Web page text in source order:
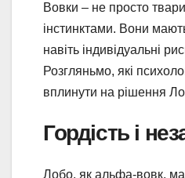
Вовки – не просто
інстинктами. Вони
навіть індивідуальні
Розгляньмо, які
вплинути на рішення
Гордість і
Лобо, як альфа-вовк,